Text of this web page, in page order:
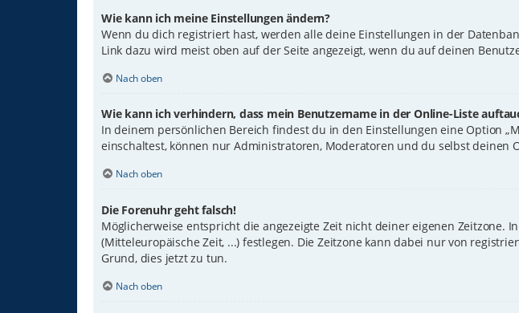
Wie kann ich meine Einstellungen ändern?
Wenn du dich registriert hast, werden alle deine Einstellungen in der
Link dazu wird meist oben auf der Seite angezeigt, wenn du auf deinen
Nach oben
Wie kann ich verhindern, dass mein Benutzername in der Online-Liste
In deinem persönlichen Bereich findest du in den Einstellungen eine Option
einschaltest, können nur Administratoren, Moderatoren und du selbst deinen
Nach oben
Die Forenuhr geht falsch!
Möglicherweise entspricht die angezeigte Zeit nicht deiner eigenen Zeitzone.
(Mitteleuropäische Zeit, ...) festlegen. Die Zeitzone kann dabei nur von
Grund, dies jetzt zu tun.
Nach oben